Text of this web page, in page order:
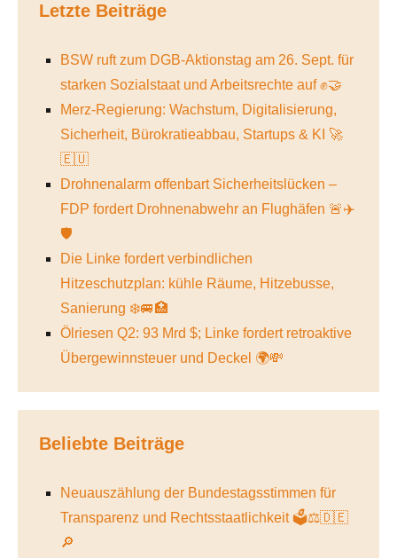
Letzte Beiträge
BSW ruft zum DGB-Aktionstag am 26. Sept. für
starken Sozialstaat und Arbeitsrechte auf ✊🤝
Merz-Regierung: Wachstum, Digitalisierung,
Sicherheit, Bürokratieabbau, Startups & KI 🚀
🇪🇺
Drohnenalarm offenbart Sicherheitslücken –
FDP fordert Drohnenabwehr an Flughäfen 🚨✈️
🛡️
Die Linke fordert verbindlichen
Hitzeschutzplan: kühle Räume, Hitzebusse,
Sanierung ❄️🚐🏥
Ölriesen Q2: 93 Mrd $; Linke fordert retroaktive
Übergewinnsteuer und Deckel 🌍💸
Beliebte Beiträge
Neuauszählung der Bundestagsstimmen für
Transparenz und Rechtsstaatlichkeit 🗳️⚖️🇩🇪
🔎